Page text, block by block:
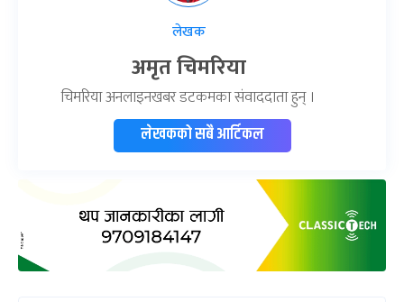
लेखक
अमृत चिमरिया
चिमरिया अनलाइनखबर डटकमका संवाददाता हुन् ।
लेखकको सबै आर्टिकल